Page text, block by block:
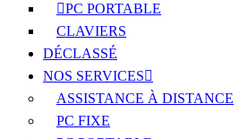
PC PORTABLE
CLAVIERS
DÉCLASSÉ
NOS SERVICES
ASSISTANCE À DISTANCE
PC FIXE